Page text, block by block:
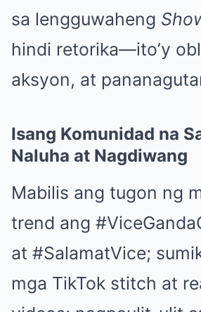
sa lengguwaheng
hindi retorika—ito’y
aksyon, at
Isang Komunidad na
Naluha at Nagdiwang
Mabilis ang tugon ng
trend ang
at #SalamatVice;
mga TikTok stitch at